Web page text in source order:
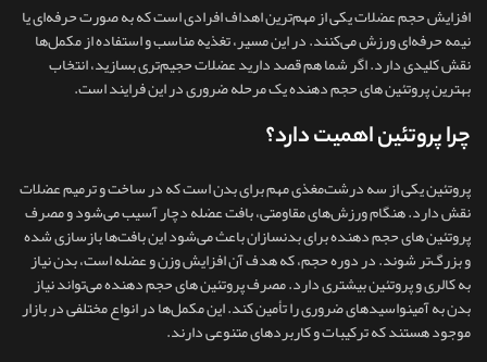
افزایش حجم عضلات یکی از مهم‌ترین اهداف افرادی است که به صورت حرفه‌ای یا
نیمه‌ حرفه‌ای ورزش می‌کنند. در این مسیر، تغذیه مناسب و استفاده از مکمل‌ها
نقش کلیدی دارد. اگر شما هم قصد دارید عضلات حجیم‌تری بسازید، انتخاب
بهترین پروتئین های حجم دهنده یک مرحله ضروری در این فرایند است.
چرا پروتئین اهمیت دارد؟
پروتئین یکی از سه درشت‌مغذی مهم برای بدن است که در ساخت و ترمیم عضلات
نقش دارد. هنگام ورزش‌های مقاومتی، بافت عضله دچار آسیب‌ می‌شود و مصرف
پروتئین های حجم دهنده برای بدنسازان باعث می‌شود این بافت‌ها بازسازی شده
و بزرگ‌تر شوند. در دوره حجم، که هدف آن افزایش وزن و عضله است، بدن نیاز
به کالری و پروتئین بیشتری دارد. مصرف پروتئین های حجم دهنده می‌تواند نیاز
بدن به آمینواسیدهای ضروری را تأمین کند. این مکمل‌ها در انواع مختلفی در بازار
موجود هستند که ترکیبات و کاربردهای متنوعی دارند.